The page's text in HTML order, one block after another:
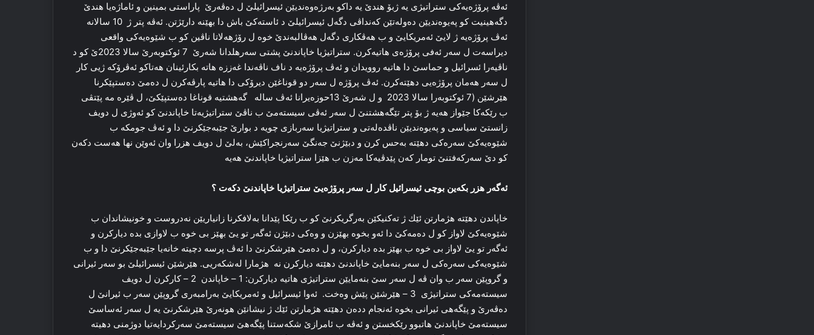
ئه‌ڤه‌ پرۆژه‌یه‌كی ستراتیژی یه‌ ژبۆ هندێ یه‌ داكو به‌رژه‌وه‌ندیێن ئیسرائیلێ ل ده‌ڤه‌رێ پاراستی بمینین و ئاماژەیا هندێ
دگه‌هینیت كو په‌یوه‌ندیێن ده‌وله‌تێن كه‌نداڤی دگه‌ل ئیسرائیلێ د ئاسته‌كێ باش دا بهێنه‌ دارێژتن. ئه‌ڤه‌ پتر ژ 10 سالانه
ئه‌ڤ پرۆژه‌یه‌ ژ لایێ‌ ئه‌مریكایێ و ب هه‌ڤكاری دگه‌ل هه‌ڤالبه‌ندێ خوە ل رۆژهه‌لاتا ناڤین كو ب شێوه‌یه‌كی واقعی
دیراسه‌ت ل سه‌ر ئه‌فی پرۆژه‌ی هاتیه‌كرن. ستراتیژیا خاپاندنێ پشتی سه‌رهلدانا شه‌رێ 7 ئوكتوبه‌رێ سالا 2023ێ كو د
ناڤیه‌را ئسرائیل و حماسێ دا هاتیه‌ روویدان و ئه‌ڤ پرۆژه‌یه‌ د ناف ناڤه‌ندا غه‌ززه‌ هاته‌ بكارئینان هه‌تاكو ئه‌ڤرۆكه‌ ژیی كار
ل سه‌ر هه‌مان پرۆژه‌یی دهێته‌كرن. ئه‌ڤ پرۆژه‌ ل سه‌ر دو قوناغێن دیرۆکی دا هاتیه‌ پارڤه‌كرن ل ده‌مێ دەستپێکرنا
هێرشێن (7 ئوكتوبه‌را سالا 2023 و ل شەرێ 13حوزه‌یرانا ئه‌ڤ ساله‌ گه‌هشتیه‌ قوناغا ده‌ستپێكێ، ل ڤێرە مه‌ پێتڤی
ب رێكه‌كا جێواز هه‌یه‌ ژ بۆ پتر تێگه‌هشتنێ ل سه‌ر ئه‌ڤی سیسته‌مێ ب ناڤێ ستراتیژیه‌تا خاپاندنێ كو ئه‌وژی ل دویف
زانستێ سیاسی و په‌یوه‌ندیێن ناڤده‌له‌تی و ستراتیژیا سه‌ربازی چویه‌ د بوارێ جێبه‌جێكرنێ دا و ئه‌ڤ جومكه‌ ب
شێوه‌یه‌كێ سه‌ره‌كی دهێته‌ به‌حس كرن و دبێژنێ جه‌نگێ سه‌رنجراكێش، به‌لێ ل دویف هزرا وان ئه‌وێن نها هه‌ست دكه‌ن
كو دێ سه‌ركه‌فتنێ تومار كه‌ن پێدڤیه‌كا مه‌زن ب هێزا ستراتیژیا خاپاندنێ هه‌یه‌
ئه‌گه‌ر هزر بكه‌ین بوچی ئیسرائیل كار ل سه‌ر پرۆژه‌یێ ستراتیژیا خاپاندنێ دكه‌ت ؟
خاپاندن دهێته‌ هژمارتن ئێك ژ ته‌كنیكێن به‌رگریكرنێ كو ب رێكا پێدانا به‌لافكرنا زانیاریێن نه‌دروست و خونیشاندان ب
شێوه‌یه‌كێ لاواز كو ل ده‌مه‌كێ دا ئه‌و بخوە بهێزن و وه‌كی دبێژن ئه‌گه‌ر تو یێ بهێز بی خوە ب لاوازی بده‌ دیاركرن و
ئه‌گه‌ر تو یێ لاواز بی خوە ب بهێز بده‌ دیاركرن، و ل ده‌مێ هێرشكرنێ دا ئه‌ڤ پرسه‌ دچیته‌ خانه‌یا جێبه‌جێكرنێ دا و ب
شێوه‌یه‌كی سه‌ره‌كی ل سه‌ر بنه‌مایێ خاپاندنێ دهێته‌ دیاركرن نه‌ هژمارا له‌شكه‌ریی. هێرشێن ئیسرائیلێ بو سه‌ر ئیرانی
و گروپێن سه‌ر ب وان ڤه‌ ل سه‌ر سێ بنه‌مایێن ستراتیژی هاتیه‌ دیاركرن: 1 – خاپاندن 2 – كاركرن ل دویف
سیسته‌مه‌كی ستراتیژی 3 – هێرشێن پێش وه‌خت. ئه‌وا ئیسرائیل و ئه‌مریكایێ به‌رامبه‌ری گروپێن سه‌ر ب ئیرانێ ل
ده‌ڤه‌رێ و پێگه‌هی ئیرانی بخوە ئه‌نجام دده‌ن دهێته‌ هژمارتن ئێك ژ نیشانێن هونه‌رێ هێرشكرنێ یه ل سه‌ر ئه‌ساسێ
سیسته‌مێ خاپاندنێ هاتبوو رێكخستن و ئه‌ڤه‌ ب ئامرازێ شكه‌ستنا پێگه‌هێ سیسته‌مێ سه‌ركردایه‌تیا دوژمنی دهیته‌